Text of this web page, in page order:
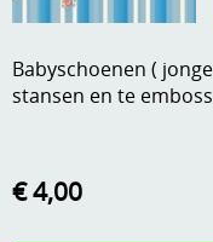
Embossen
Handige extra's
Kleurmateriaal-
Babyschoenen (
stansen en te
€ 4,00